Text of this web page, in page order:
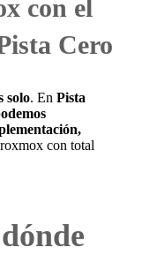
con el
Cero
solo. EnPista
con total